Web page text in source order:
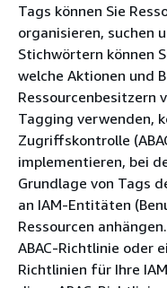
Tags können Sie
organisieren, suchen
Stichwörtern können
welche Aktionen und
Ressourcenbesitzern
Tagging verwenden,
Zugriffskontrolle
implementieren, bei
Grundlage von Tags
an IAM-Entitäten
Ressourcen
ABAC-Richtlinie oder
Richtlinien für Ihre